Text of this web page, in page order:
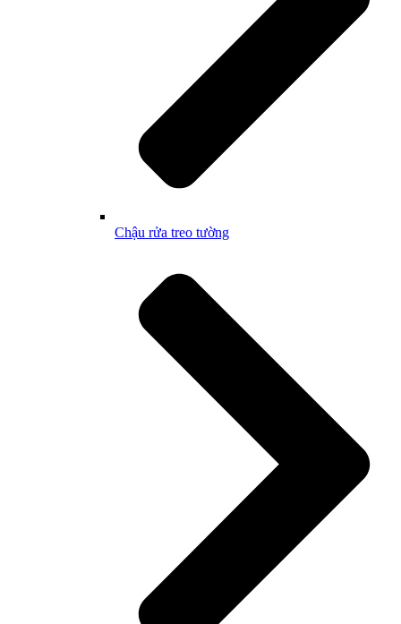
Chậu rửa treo tường